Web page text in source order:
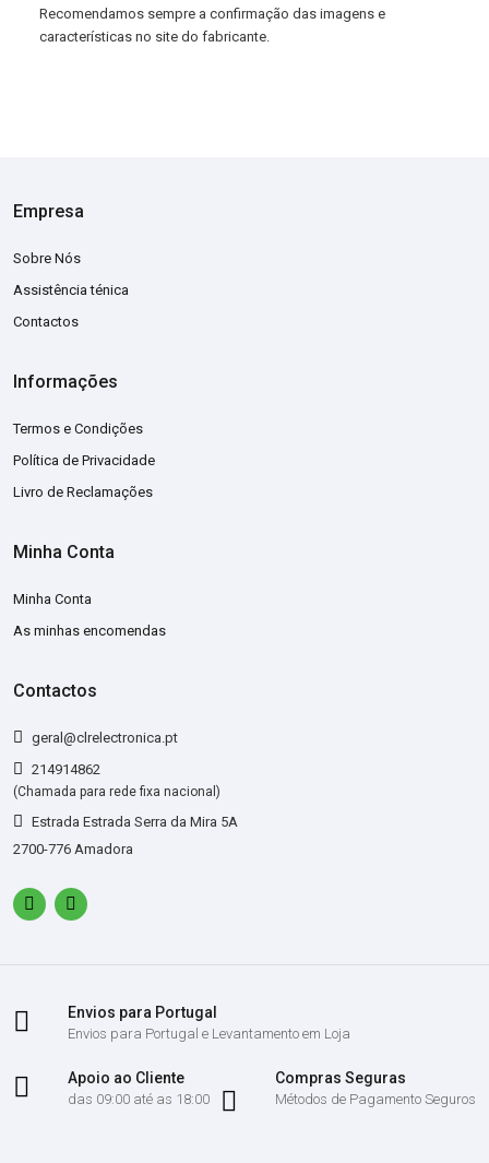
Recomendamos sempre a confirmação das imagens e
características no site do fabricante.
Empresa
Sobre Nós
Assistência ténica
Contactos
Informações
Termos e Condições
Política de Privacidade
Livro de Reclamações
Minha Conta
Minha Conta
As minhas encomendas
Contactos
geral@clrelectronica.pt
214914862
(Chamada para rede fixa nacional)
Estrada Estrada Serra da Mira 5A
2700-776 Amadora
Envios para Portugal
Envios para Portugal e Levantamento em Loja
Apoio ao Cliente
das 09:00 até as 18:00
Compras Seguras
Métodos de Pagamento Seguros